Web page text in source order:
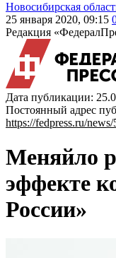
Новосибирская
25 января 2020, 09:15
Редакция
Дата публикации:
Постоянный адрес
https://fedpress.ru/
Меняйло
эффекте
России»